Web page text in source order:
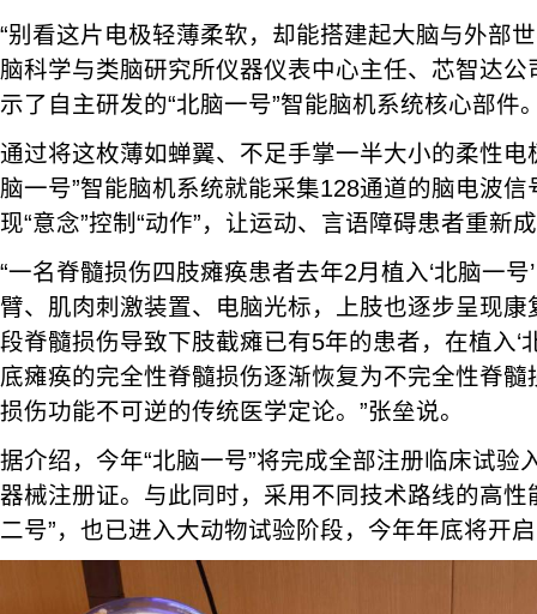
“别看这片电极轻薄柔软，却能搭建起大脑与外部世
脑科学与类脑研究所仪器仪表中心主任、芯智达
示了自主研发的“北脑一号”智能脑机系统核心部件
通过将这枚薄如蝉翼、不足手掌一半大小的柔性电
脑一号”智能脑机系统就能采集128通道的脑电波
现“意念”控制“动作”，让运动、言语障碍患者重新
“一名脊髓损伤四肢瘫痪患者去年2月植入‘北脑一
臂、肌肉刺激装置、电脑光标，上肢也逐步呈现
段脊髓损伤导致下肢截瘫已有5年的患者，在植入‘
底瘫痪的完全性脊髓损伤逐渐恢复为不完全性脊
损伤功能不可逆的传统医学定论。”张垒说。
据介绍，今年“北脑一号”将完成全部注册临床试验
器械注册证。与此同时，采用不同技术路线的高性
二号”，也已进入大动物试验阶段，今年年底将开